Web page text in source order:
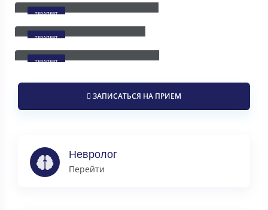
ТЕРАПЕВТ
ТЕРАПЕВТ
ТЕРАПЕВТ
ЗАПИСАТЬСЯ НА ПРИЕМ
Невролог
Перейти